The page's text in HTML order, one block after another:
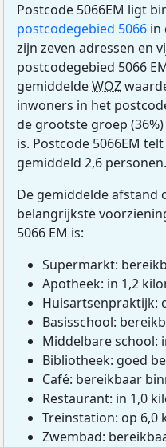
Postcode 5066EM ligt
postcodegebied 5066 in
zijn zeven adressen en
postcodegebied 5066
gemiddeldeWOZ
inwoners in het
de grootste groep
is. Postcode 5066EM
gemiddeld 2,6 personen.
De gemiddelde afstand
belangrijkste
5066 EM is:
Supermarkt:
Apotheek: in 1,2
Huisartsenpraktijk:
Basisschool:
Middelbare school:
Bibliotheek: goed
Café: bereikbaar
Restaurant: in 1,0
Treinstation: op 6,0
Zwembad: